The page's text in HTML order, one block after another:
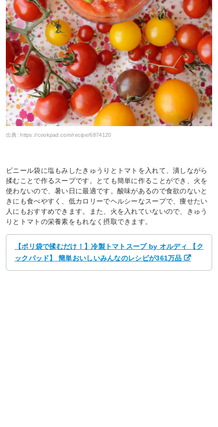
出典:https://cookpad.com/recipe/6874120
ビニール袋に塩もみしたきゅうりとトマトを入れて、潰しながら
揉むことで作るスープです。とても簡単に作ることができ、火を
使わないので、暑い日に最適です。酸味があるので食欲のないと
きにも食べやすく、低カロリーでヘルシーなスープで、痩せたい
人にもおすすめできます。また、火を入れていないので、きゅう
りとトマトの栄養素をもれなく摂取できます。
【ポリ袋で揉むだけ！】冷製トマトスープ by オルディ 【ク
ックパッド】 簡単おいしいみんなのレシピが361万品